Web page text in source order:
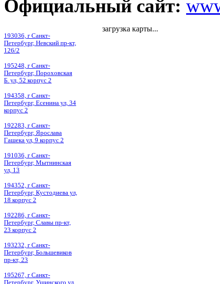
Официальный сайт:
193036, г Санкт-
Петербург, Невский пр-кт,
126/2
195248, г Санкт-
Петербург, Пороховская
Б. ул, 52 корпус 2
194358, г Санкт-
Петербург, Есенина ул, 34
корпус 2
192283, г Санкт-
Петербург, Ярослава
Гашека ул, 9 корпус 2
191036, г Санкт-
Петербург, Мытнинская
ул, 13
194352, г Санкт-
Петербург, Кустодиева ул,
18 корпус 2
192286, г Санкт-
Петербург, Славы пр-кт,
23 корпус 2
193232, г Санкт-
Петербург, Большевиков
пр-кт, 23
195267, г Санкт-
Петербург, Ушинского ул,
загрузка карты...